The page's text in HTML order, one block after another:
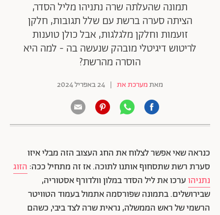
תמונה שהעלתה שרה נתניהו מליל הסדר,
הציתה סערה ברשת עם שלל תגובות, חלקן
זועמות וחלקן מלגלגות, אבל כולן טוענות
לריטוש דיגיטלי מובהק שנעשה בה - למה היא
הוסרה מהרשת?
מאתמערכת את | 24 באפריל 2024
כנראה שאי אפשר לצלוח את החג העצוב הזה מבלי איזו
סערת רשת שתסחוף אותנו לתוכה. אז זה מתחיל ככה: הזוג
נתניהוערכו את ליל הסדר במלון וולדורף אסטוריה,
שבירושלים. בתמונה שפורסמה אתמול בעמוד הטוויטר
הרשמי של ראש הממשלה, נראית שרה לצד ביבי, כשהם